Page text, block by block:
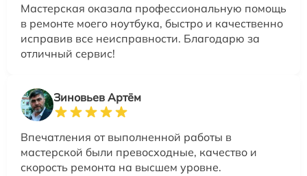
Мастерская оказала профессиональную помощь
в ремонте моего ноутбука, быстро и качественно
исправив все неисправности. Благодарю за
отличный сервис!
Зиновьев Артём
Впечатления от выполненной работы в
мастерской были превосходные, качество и
скорость ремонта на высшем уровне.